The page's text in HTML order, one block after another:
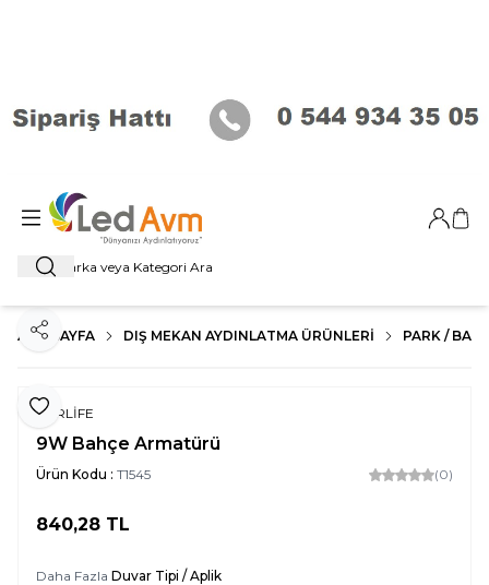
Ara
Giriş
ANA SAYFA DIŞ MEKAN AYDINLATMA ÜRÜNLERI PARK /
Favoriye Ekle
Paylaş
FORLİFE
9W Bahçe Armatürü
Ürün Kodu : T1545 (0)
840,28 TL
Daha Fazla Duvar Tipi / Aplik